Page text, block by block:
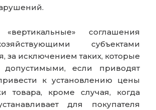
соглашения
субъектами
за исключением таких, которые
допустимыми, если приводят
к установлению цены
товара, кроме случая, когда
для покупателя